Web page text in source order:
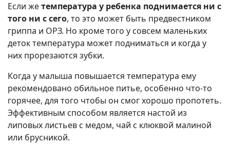
Если жетемпература у ребенка поднимается ни с
того ни с сего, то это может быть предвестником
гриппа и ОРЗ. Но кроме того у совсем маленьких
деток температура может подниматься и когда у
них прорезаются зубки.
Когда у малыша повышается температура ему
рекомендовано обильное питье, особенно что-то
горячее, для того чтобы он смог хорошо пропотеть.
Эффективным способом является настой из
липовых листьев с медом, чай с клюквой малиной
или брусникой.